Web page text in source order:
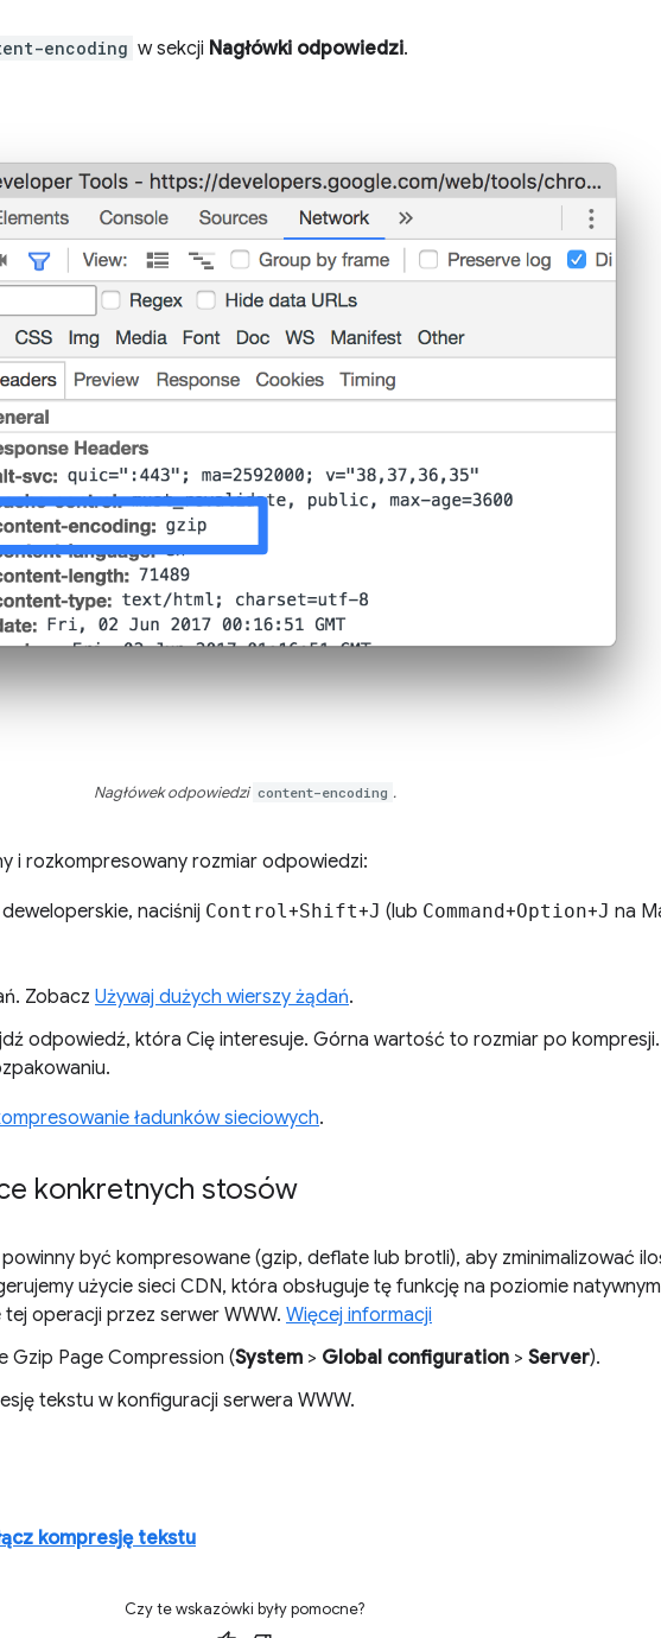
encoding w sekcji Nagłówki odpowiedzi.
Nagłówek odpowiedzi content-encoding .
i rozkompresowany rozmiar odpowiedzi:
naciśnij Control+Shift+J (lub Command+Option+J na
Zobacz Używaj dużych wierszy żądań.
odpowiedź, która Cię interesuje. Górna wartość to rozmiar po
ładunków sieciowych.
konkretnych stosów
być kompresowane (gzip, deflate lub brotli), aby zminimalizować
użycie sieci CDN, która obsługuje tę funkcję na poziomie
operacji przez serwer WWW. Więcej informacji
Gzip Page Compression (System > Global configuration > Server).
tekstu w konfiguracji serwera WWW.
kompresję tekstu
Czy te wskazówki były pomocne?